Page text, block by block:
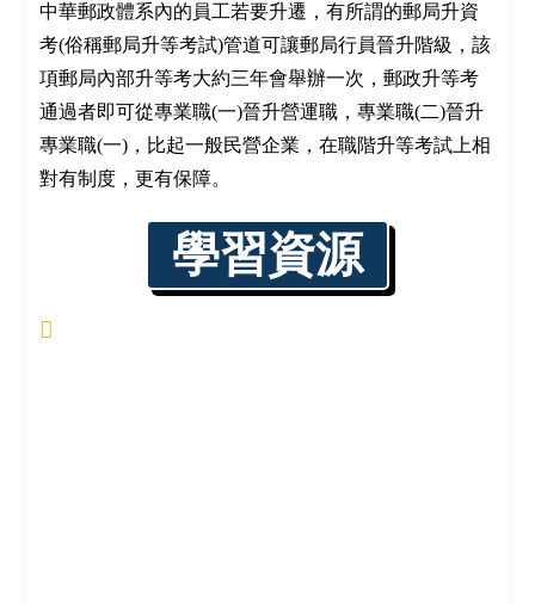
中華郵政體系內的員工若要升遷，有所謂的郵局升資
考(俗稱郵局升等考試)管道可讓郵局行員晉升階級，該
項郵局內部升等考大約三年會舉辦一次，郵政升等考
通過者即可從專業職(一)晉升營運職，專業職(二)晉升
專業職(一)，比起一般民營企業，在職階升等考試上相
對有制度，更有保障。
學習資源